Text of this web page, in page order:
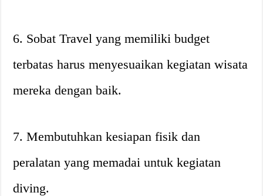
6. Sobat Travel yang memiliki budget
terbatas harus menyesuaikan kegiatan wisata
mereka dengan baik.
7. Membutuhkan kesiapan fisik dan
peralatan yang memadai untuk kegiatan
diving.